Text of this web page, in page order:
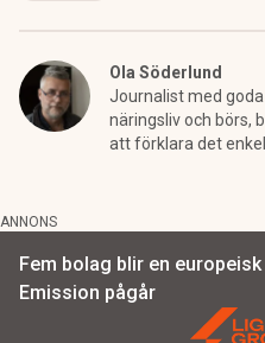
Ola Söderlund
Journalist med
näringsliv och börs,
att förklara det
ANNONS
Fem bolag blir en
Emission pågår